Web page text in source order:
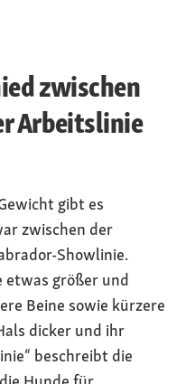
zwischen
Arbeitslinie
gibt es
zwischen der
Showlinie.
etwas größer und
Beine sowie kürzere
dicker und ihr
beschreibt die